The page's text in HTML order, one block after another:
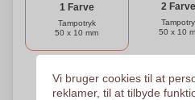
1 Farve
Tampotryk
50 x 10 mm
2
50 x 10
4 Farver 5
Vi bruger cookies til at
reklamer, til at tilbyde